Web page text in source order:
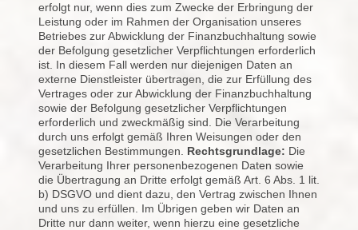
erfolgt nur, wenn dies zum Zwecke der Erbringung der
Leistung oder im Rahmen der Organisation unseres
Betriebes zur Abwicklung der Finanzbuchhaltung sowie
der Befolgung gesetzlicher Verpflichtungen erforderlich
ist. In diesem Fall werden nur diejenigen Daten an
externe Dienstleister übertragen, die zur Erfüllung des
Vertrages oder zur Abwicklung der Finanzbuchhaltung
sowie der Befolgung gesetzlicher Verpflichtungen
erforderlich und zweckmäßig sind. Die Verarbeitung
durch uns erfolgt gemäß Ihren Weisungen oder den
gesetzlichen Bestimmungen. Rechtsgrundlage: Die
Verarbeitung Ihrer personenbezogenen Daten sowie
die Übertragung an Dritte erfolgt gemäß Art. 6 Abs. 1 lit.
b) DSGVO und dient dazu, den Vertrag zwischen Ihnen
und uns zu erfüllen. Im Übrigen geben wir Daten an
Dritte nur dann weiter, wenn hierzu eine gesetzliche